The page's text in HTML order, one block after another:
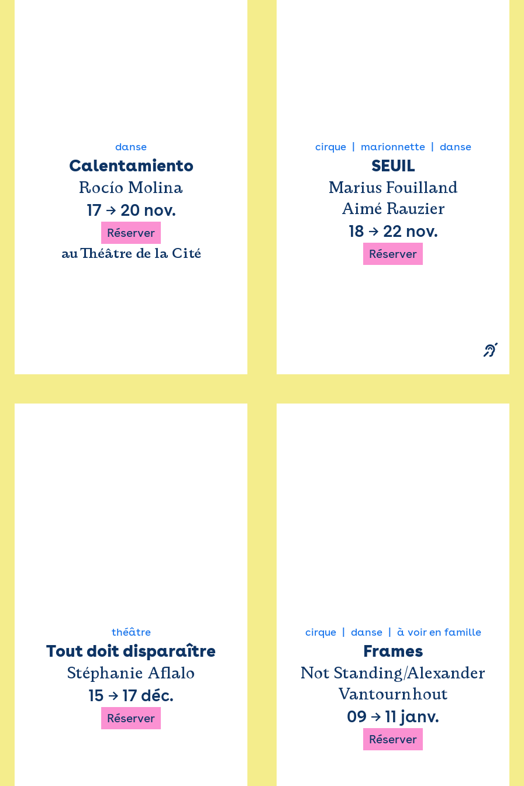
danse
Calentamiento
Rocío Molina
17 → 20 nov.
Réserver
au Théâtre de la Cité
cirque marionnette danse
SEUIL
Marius Fouilland
Aimé Rauzier
18 → 22 nov.
Réserver
théâtre
Tout doit disparaître
Stéphanie Aflalo
15 → 17 déc.
Réserver
cirque danse à voir en famille
Frames
Not Standing/Alexander
Vantournhout
09 → 11 janv.
Réserver